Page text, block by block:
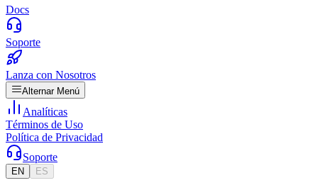
Docs
Soporte
Lanza con Nosotros
Alternar Menú
Analíticas
Términos de Uso
Política de Privacidad
Soporte
EN ES